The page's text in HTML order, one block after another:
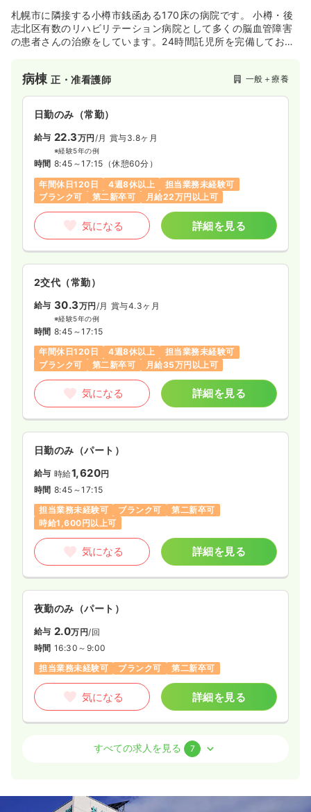
日祝休み
第二新卒可 月給26万円以上可
気になる 詳細を見る
訪問看護
23.3〜29.4
※一例
年間休日120日
4週8休以上
オンコールあり
気になる 詳細を見る
札幌市に隣接する小樽市銭函ある170床の病院です。 小樽・後
志北区有数のリハビリテーション病院として多くの脳血管障害
の患者さんの治療をしています。24時間託児所を完備してお
病棟正・准看護師 一般＋療養
日勤のみ（常勤）
給与 22.3万円/月 賞与3.8ヶ月
※経験5年の例
時間 8:45～17:15 （休憩60分）
年間休日120日
4週8休以上
担当業務未経験可
ブランク可
第二新卒可 月給22万円以上可
気になる 詳細を見る
2交代（常勤）
給与 30.3万円/月 賞与4.3ヶ月
※経験5年の例
時間 8:45～17:15
年間休日120日
4週8休以上
担当業務未経験可
ブランク可
第二新卒可 月給35万円以上可
気になる 詳細を見る
日勤のみ（パート）
給与 時給1,620円
時間 8:45～17:15
担当業務未経験可
ブランク可
第二新卒可
時給1,600円以上可
気になる 詳細を見る
夜勤のみ（パート）
給与 2.0万円/回
時間 16:30～9:00
担当業務未経験可
ブランク可 第二新卒可
気になる 詳細を見る
正・准看護師
お問い合わせください
すべての求人を見る 7